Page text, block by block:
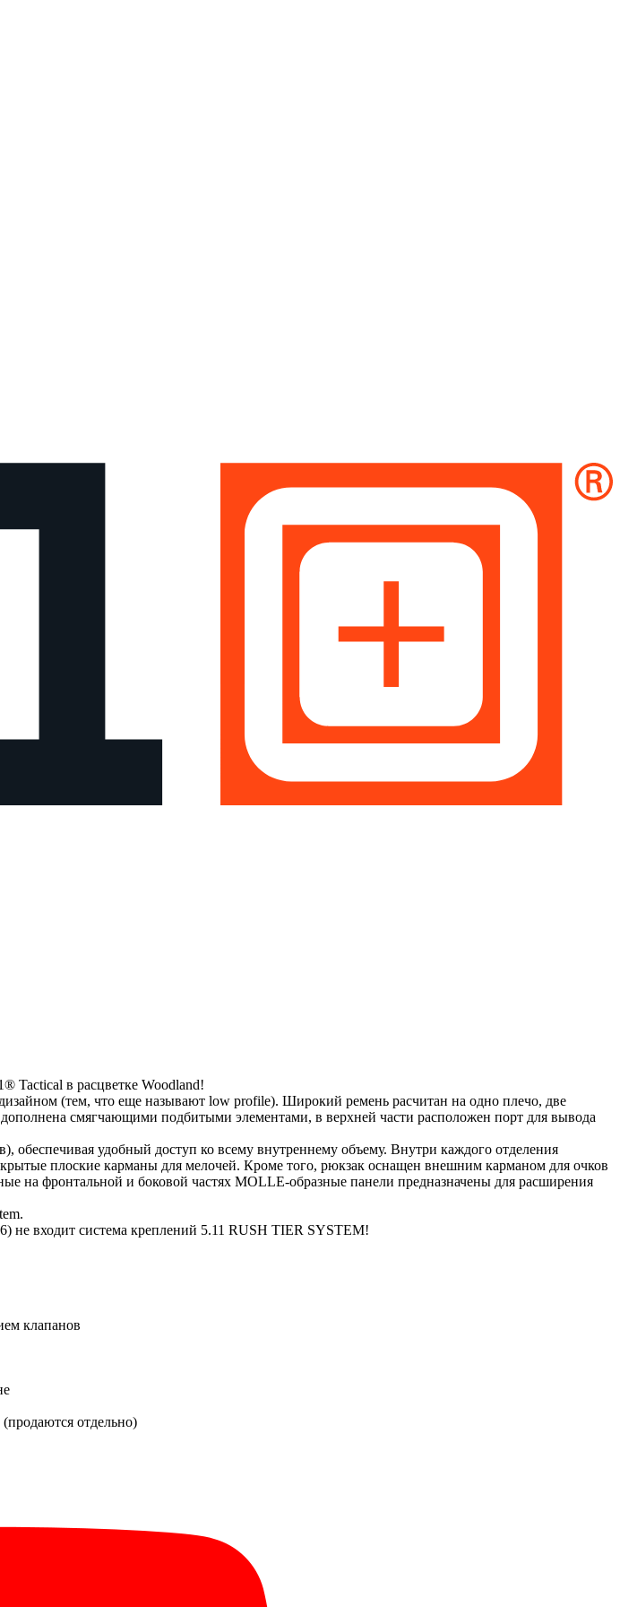
Tactical в расцветке Woodland!
(тем, что еще называют low profile). Широкий ремень расчитан на одно плечо, две
смягчающими подбитыми элементами, в верхней части расположен порт для вывода
обеспечивая удобный доступ ко всему внутреннему объему. Внутри каждого отделения
плоские карманы для мелочей. Кроме того, рюкзак оснащен внешним карманом для очков
на фронтальной и боковой частях MOLLE-образные панели предназначены для расширения
входит система креплений 5.11 RUSH TIER SYSTEM!
клапанов
отдельно)